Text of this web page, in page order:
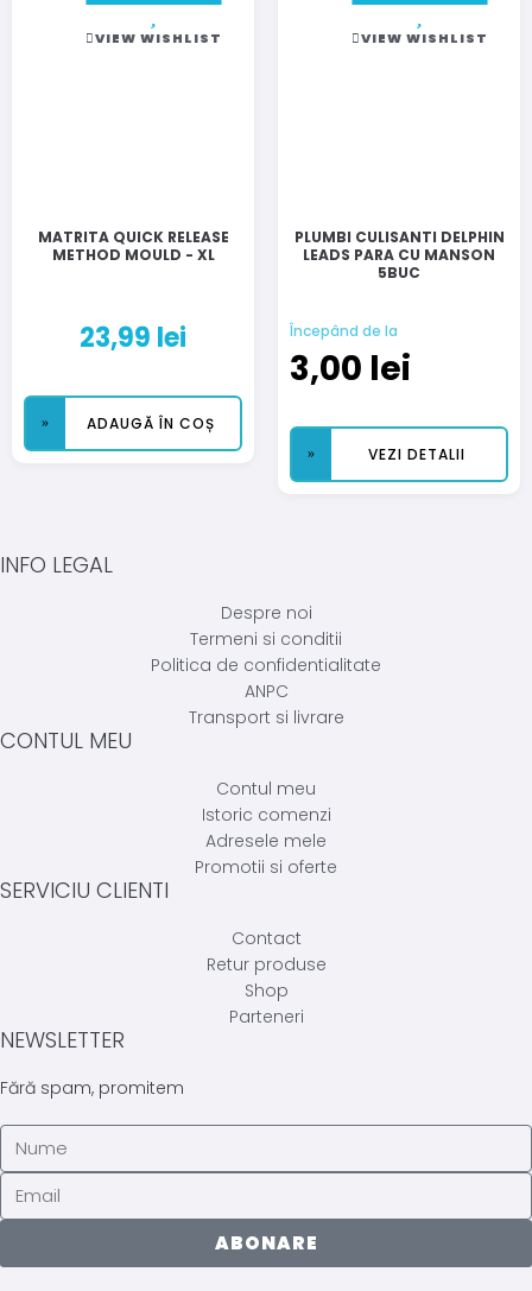
VIEW WISHLIST
MATRITA QUICK RELEASE
METHOD MOULD - XL
23,99 lei
ADAUGĂ ÎN COȘ
VIEW WISHLIST
PLUMBI CULISANTI DELPHIN
LEADS PARA CU MANSON
5BUC
Începând de la
3,00 lei
VEZI DETALII
INFO LEGAL
Despre noi
Termeni si conditii
Politica de confidentialitate
ANPC
Transport si livrare
CONTUL MEU
Contul meu
Istoric comenzi
Adresele mele
Promotii si oferte
SERVICIU CLIENTI
Contact
Retur produse
Shop
Parteneri
NEWSLETTER
Fără spam, promitem
ABONARE